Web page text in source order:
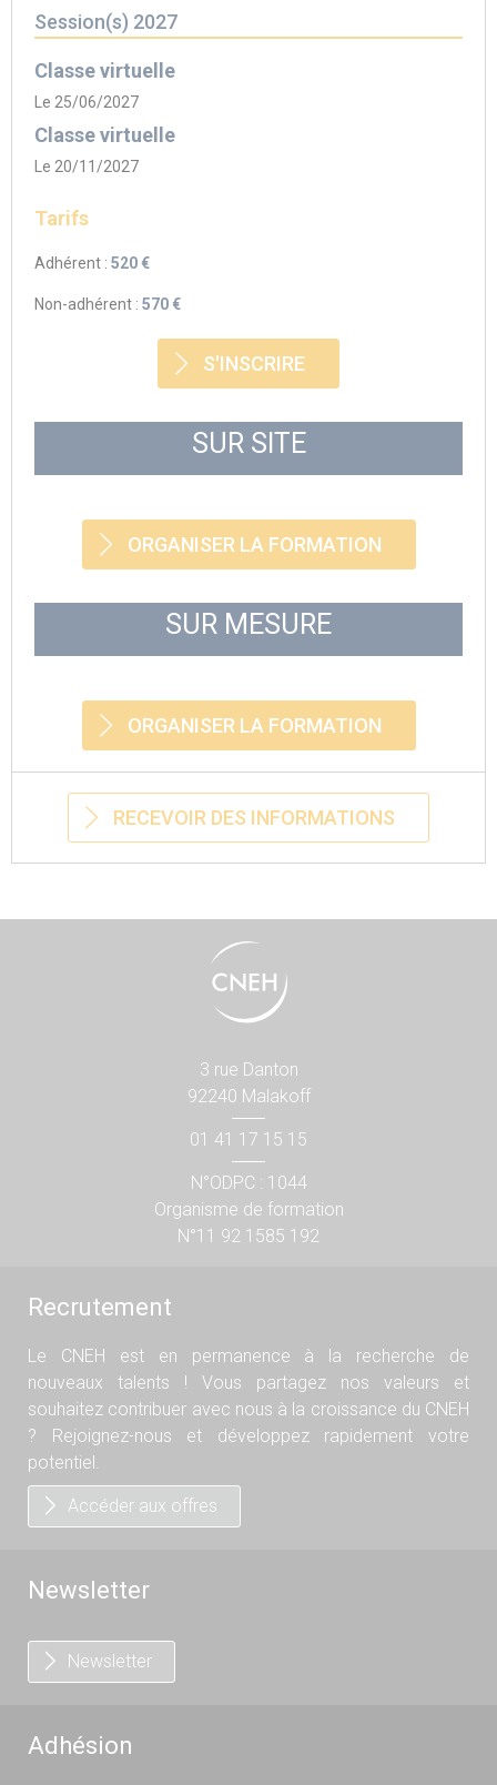
Session(s) 2027
Classe virtuelle
Le 25/06/2027
Classe virtuelle
Le 20/11/2027
Tarifs
Adhérent : 520 €
Non-adhérent : 570 €
S'INSCRIRE
SUR SITE
ORGANISER LA FORMATION
SUR MESURE
ORGANISER LA FORMATION
RECEVOIR DES INFORMATIONS
3 rue Danton
92240 Malakoff
01 41 17 15 15
N°ODPC : 1044
Organisme de formation
N°11 92 1585 192
Recrutement
Le CNEH est en permanence à la recherche de
nouveaux talents ! Vous partagez nos valeurs et
souhaitez contribuer avec nous à la croissance du CNEH
? Rejoignez-nous et développez rapidement votre
potentiel.
Accéder aux offres
Newsletter
Newsletter
Adhésion